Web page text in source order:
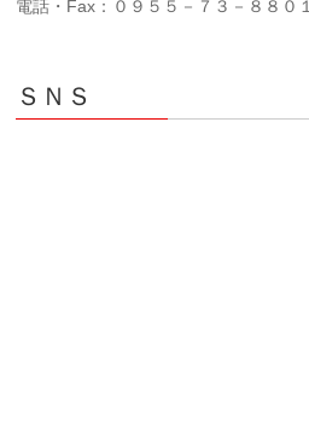
電話・Fax：０９５５－７３－８８０１
ＳＮＳ